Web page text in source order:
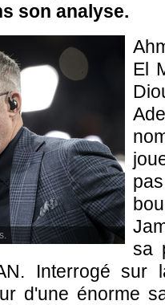
son analyse.
El
sa
Interrogé sur
d'une énorme